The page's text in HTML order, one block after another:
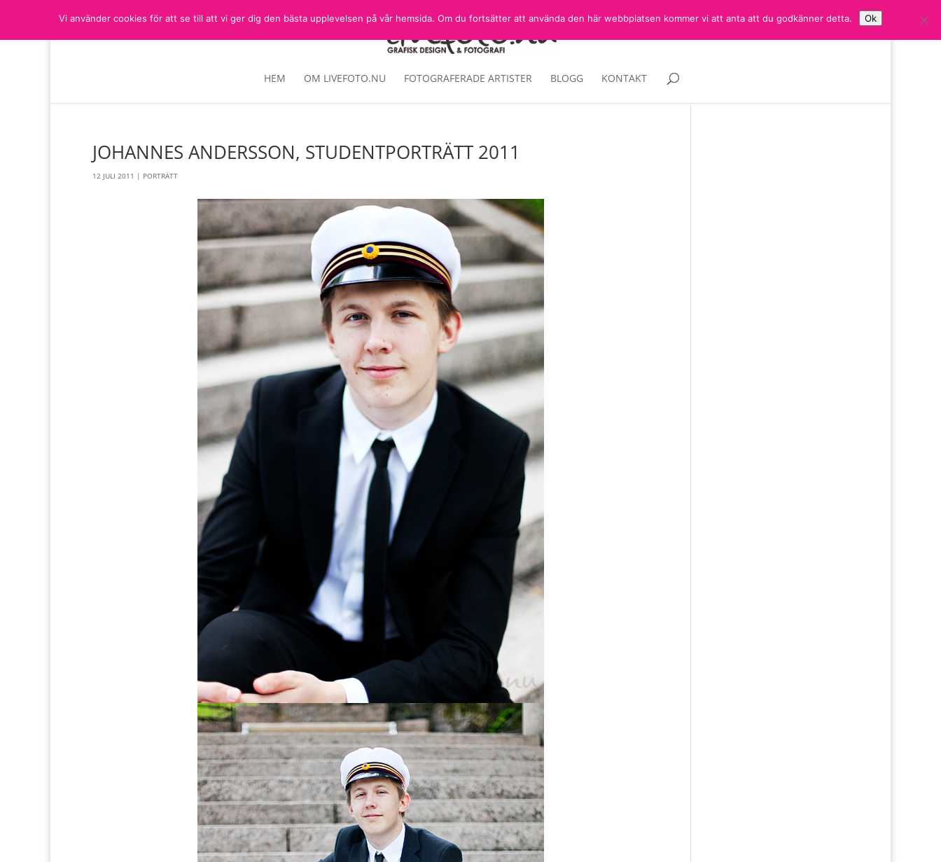
HEM OM LIVEFOTO.NU FOTOGRAFERADE ARTISTER BLOGG KONTAKT
JOHANNES ANDERSSON, STUDENTPORTRÄTT 2011
12 JULI 2011 | PORTRÄTT
Vi använder cookies för att se till att vi ger dig den bästa upplevelsen på vår hemsida. Om du fortsätter att använda den här webbplatsen kommer vi att anta att du godkänner detta. Ok